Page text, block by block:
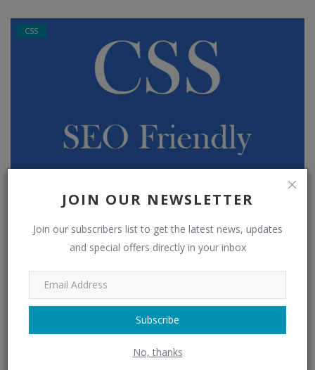
JOIN OUR NEWSLETTER
Join our subscribers list to get the latest news, updates
and special offers directly in your inbox
Subscribe
No, thanks
CSS
Accessibilité - Masquage